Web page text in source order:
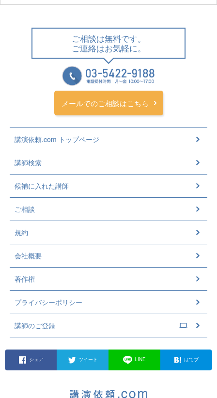
ご相談は無料です。
ご連絡はお気軽に。
メールでのご相談はこちら
講演依頼.com トップページ
講師検索
候補に入れた講師
ご相談
規約
会社概要
著作権
プライバシーポリシー
講師のご登録
シェア ツイート LINE はてブ